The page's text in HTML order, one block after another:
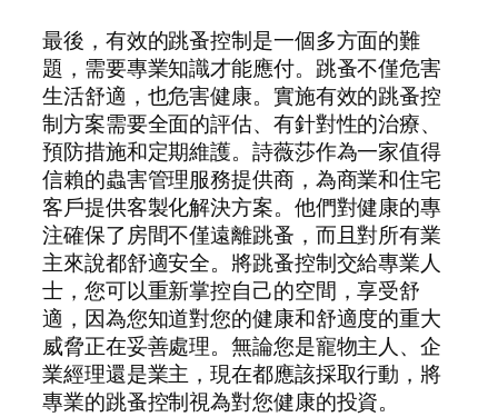
最後，有效的跳蚤控制是一個多方面的難
題，需要專業知識才能應付。跳蚤不僅危害
生活舒適，也危害健康。實施有效的跳蚤控
制方案需要全面的評估、有針對性的治療、
預防措施和定期維護。詩薇莎作為一家值得
信賴的蟲害管理服務提供商，為商業和住宅
客戶提供客製化解決方案。他們對健康的專
注確保了房間不僅遠離跳蚤，而且對所有業
主來說都舒適安全。將跳蚤控制交給專業人
士，您可以重新掌控自己的空間，享受舒
適，因為您知道對您的健康和舒適度的重大
威脅正在妥善處理。無論您是寵物主人、企
業經理還是業主，現在都應該採取行動，將
專業的跳蚤控制視為對您健康的投資。